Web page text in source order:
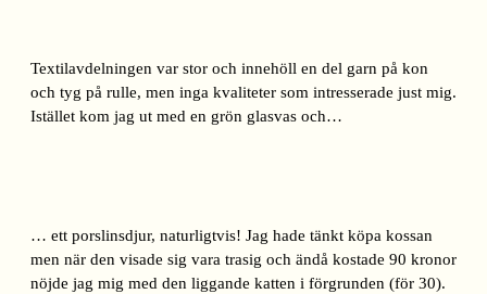
Textilavdelningen var stor och innehöll en del garn på kon
och tyg på rulle, men inga kvaliteter som intresserade just mig.
Istället kom jag ut med en grön glasvas och…
… ett porslinsdjur, naturligtvis! Jag hade tänkt köpa kossan
men när den visade sig vara trasig och ändå kostade 90 kronor
nöjde jag mig med den liggande katten i förgrunden (för 30).